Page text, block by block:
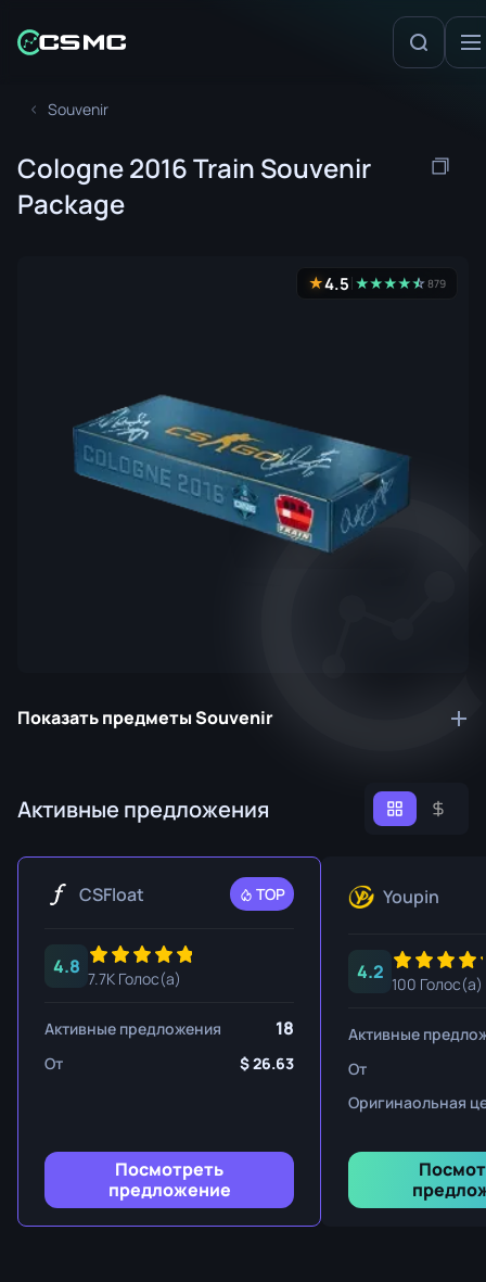
Souvenir
Cologne 2016 Train Souvenir
Package
★4.5 ★★★★★
☆879
Показать предметы Souvenir
Активные предложения
CSFloat TOP
4.8
7.7K Голос(а)
Активные предложения 18
От 26.63
Посмотреть
предложение
Youpin
4.2
100 Голос(а)
Активные
От
Оригинаольная